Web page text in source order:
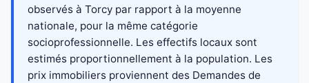
observés à Torcy par rapport à la moyenne
nationale, pour la même catégorie
socioprofessionnelle. Les effectifs locaux sont
estimés proportionnellement à la population. Les
prix immobiliers proviennent des Demandes de